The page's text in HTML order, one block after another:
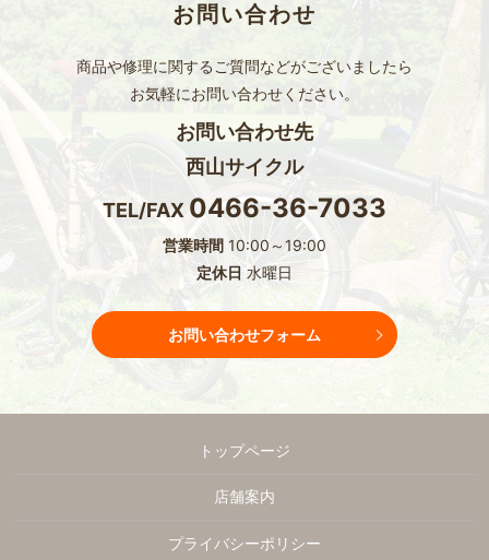
お問い合わせ
商品や修理に関するご質問などがございましたら
お気軽にお問い合わせください。
お問い合わせ先
西山サイクル
TEL/FAX 0466-36-7033
営業時間 10:00～19:00
定休日 水曜日
お問い合わせフォーム
トップページ
店舗案内
プライバシーポリシー